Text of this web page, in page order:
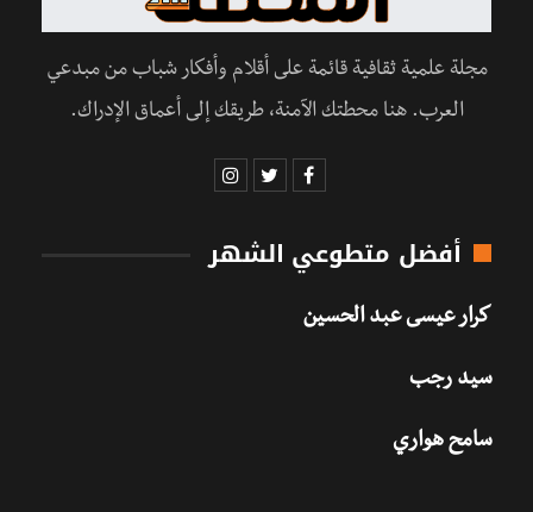
مجلة علمية ثقافية قائمة على أقلام وأفكار شباب من مبدعي
العرب. هنا محطتك الآمنة، طريقك إلى أعماق الإدراك.
أفضل متطوعي الشهر
كرار عيسى عبد الحسين
سيد رجب
سامح هواري